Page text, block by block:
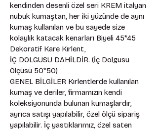
kendinden desenli özel seri KREM italyan
nubuk kumaştan, her iki yüzünde de aynı
kumaş kullanılan ve bu sayede size
kolaylık katacak kenarları Biyeli 45*45
Dekoratif Kare Kırlent,
İÇ DOLGUSU DAHİLDİR. (İç Dolgusu
Ölçüsü 50*50)
GENEL BİLGİLER Kırlentlerde kullanılan
kumaş ve deriler, firmamızın kendi
koleksiyonunda bulunan kumaşlardır,
ayrıca satışı yapılabilir, özel ölçü sipariş
yapılabilir. İç yastıklarımız, özel saten